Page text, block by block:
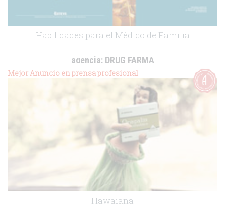
Habilidades para el Médico de Familia
agencia:DRUG FARMA
cliente:Esteve
Mejor Anuncio en prensa profesional
Hawaiana